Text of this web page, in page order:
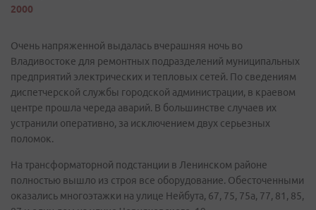
2000
Очень напряженной выдалась вчерашняя ночь во
Владивостоке для ремонтных подразделений муниципальных
предприятий электрических и тепловых сетей. По сведениям
диспетчерской службы городской администрации, в краевом
центре прошла череда аварий. В большинстве случаев их
устранили оперативно, за исключением двух серьезных
поломок.
На трансформаторной подстанции в Ленинском районе
полностью вышло из строя все оборудование. Обесточенными
оказались многоэтажки на улице Нейбута, 67, 75, 75а, 77, 81, 85,